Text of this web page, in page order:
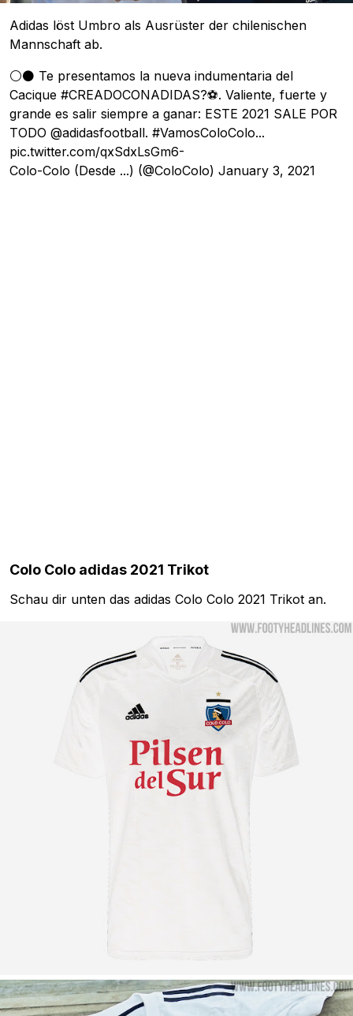
Adidas löst Umbro als Ausrüster der chilenischen
Mannschaft ab.
⚪️⚫️ Te presentamos la nueva indumentaria del
Cacique #CREADOCONADIDAS?⚽. Valiente, fuerte y
grande es salir siempre a ganar: ESTE 2021 SALE POR
TODO @adidasfootball. #VamosColoColo...
pic.twitter.com/qxSdxLsGm6-
Colo-Colo (Desde ...) (@ColoColo) January 3, 2021
Colo Colo adidas 2021 Trikot
Schau dir unten das adidas Colo Colo 2021 Trikot an.